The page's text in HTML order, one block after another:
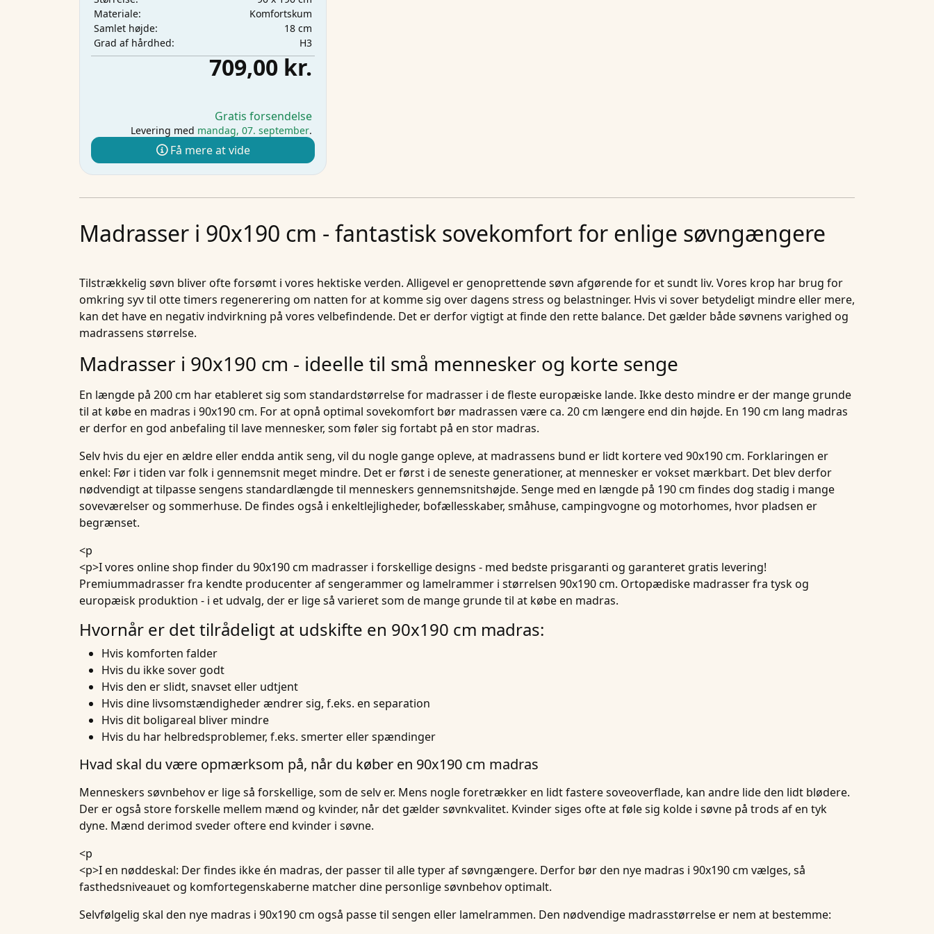
Materiale:
Komfortskum
Samlet højde:
18 cm
Grad af hårdhed:
H3
709,00 kr.
Gratis forsendelse
Levering med mandag, 07. september.
Få mere at vide
Madrasser i 90x190 cm - fantastisk sovekomfort for enlige søvngængere
Tilstrækkelig søvn bliver ofte forsømt i vores hektiske verden. Alligevel er genoprettende søvn afgørende for et sundt liv. Vores krop har brug for
omkring syv til otte timers regenerering om natten for at komme sig over dagens stress og belastninger. Hvis vi sover betydeligt mindre eller mere,
kan det have en negativ indvirkning på vores velbefindende. Det er derfor vigtigt at finde den rette balance. Det gælder både søvnens varighed og
madrassens størrelse.
Madrasser i 90x190 cm - ideelle til små mennesker og korte senge
En længde på 200 cm har etableret sig som standardstørrelse for madrasser i de fleste europæiske lande. Ikke desto mindre er der mange grunde
til at købe en madras i 90x190 cm. For at opnå optimal sovekomfort bør madrassen være ca. 20 cm længere end din højde. En 190 cm lang madras
er derfor en god anbefaling til lave mennesker, som føler sig fortabt på en stor madras.
Selv hvis du ejer en ældre eller endda antik seng, vil du nogle gange opleve, at madrassens bund er lidt kortere ved 90x190 cm. Forklaringen er
enkel: Før i tiden var folk i gennemsnit meget mindre. Det er først i de seneste generationer, at mennesker er vokset mærkbart. Det blev derfor
nødvendigt at tilpasse sengens standardlængde til menneskers gennemsnitshøjde. Senge med en længde på 190 cm findes dog stadig i mange
soveværelser og sommerhuse. De findes også i enkeltlejligheder, bofællesskaber, småhuse, campingvogneog motorhomes, hvor pladsen er
begrænset.
<p
<p>I vores online shop finder du 90x190 cm madrasser i forskellige designs - med bedste prisgaranti og garanteret gratis levering!
Premiummadrasserfra kendte producenter af sengerammer og lamelrammer i størrelsen 90x190 cm. Ortopædiske madrasser fra tysk og
europæisk produktion - i et udvalg, der er lige så varieret som de mange grunde til at købe en madras.
Hvornår er det tilrådeligt at udskifte en 90x190 cm madras:
Hvis komforten falder
Hvis du ikke sover godt
Hvis den er slidt, snavset eller udtjent
Hvis dine livsomstændigheder ændrer sig, f.eks. en separation
Hvis dit boligareal bliver mindre
Hvis du har helbredsproblemer, f.eks. smerter eller spændinger
Hvad skal du være opmærksom på, når du køber en 90x190 cm madras
Menneskers søvnbehov er lige så forskellige, som de selv er. Mens nogle foretrækker en lidt fastere soveoverflade, kan andre lide den lidt blødere.
Der er også store forskelle mellem mænd og kvinder, når det gælder søvnkvalitet. Kvinder siges ofte at føle sig kolde i søvne på trods af en tyk
dyne. Mænd derimod sveder oftere end kvinder i søvne.
<p
<p>I en nøddeskal: Der findes ikke én madras, der passer til alle typer af søvngængere. Derfor bør den nye madras i 90x190 cm vælges, så
fasthedsniveauet og komfortegenskaberne matcher dine personlige søvnbehov optimalt.
Selvfølgelig skal den nye madras i 90x190 cm også passe til sengen eller lamelrammen. Den nødvendige madrasstørrelse er nem at bestemme: